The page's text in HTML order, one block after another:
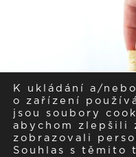
K ukládání a/
o zařízení
jsou soubory
abychom zlepšili
zobrazovali
Souhlas s těmito